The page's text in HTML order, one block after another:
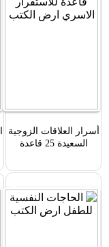
أسرار العلاقات الزوجية
السعيدة 25 قاعدة